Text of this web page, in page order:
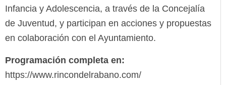
Infancia y Adolescencia, a través de la Concejalía
de Juventud, y participan en acciones y propuestas
en colaboración con el Ayuntamiento.
Programación completa en:
https://www.rincondelrabano.com/